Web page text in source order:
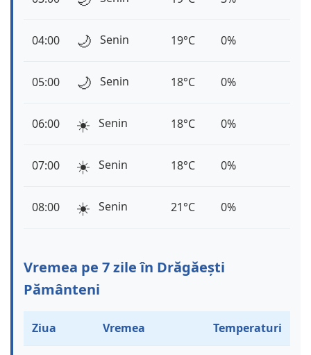
04:00 🌙 Senin 19°C 0%
05:00 🌙 Senin 18°C 0%
06:00 ☀️ Senin 18°C 0%
07:00 ☀️ Senin 18°C 0%
08:00 ☀️ Senin 21°C 0%
Vremea pe 7 zile în Drăgăești
Pământeni
Ziua Vremea Temperaturi